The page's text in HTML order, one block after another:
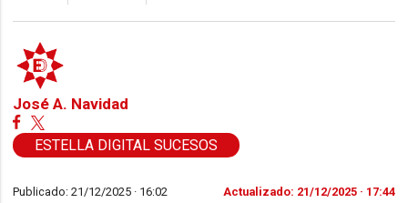
José A. Navidad
ESTELLA DIGITAL SUCESOS
Publicado: 21/12/2025 · 16:02 Actualizado: 21/12/2025 · 17:44